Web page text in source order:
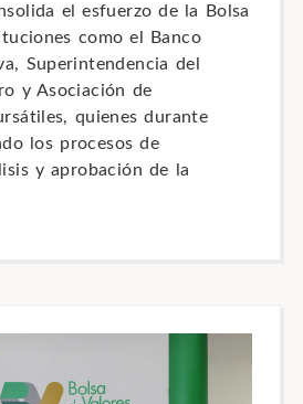
el esfuerzo de la Bolsa
como el Banco
Superintendencia del
y Asociación de
quienes durante
los procesos de
y aprobación de la